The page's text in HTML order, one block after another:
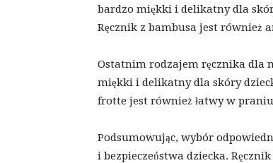
bardzo miękki i delikatny dla
Ręcznik z bambusa jest również
Ostatnim rodzajem ręcznika dla
miękki i delikatny dla skóry
frotte jest również łatwy w
Podsumowując, wybór
i bezpieczeństwa dziecka.